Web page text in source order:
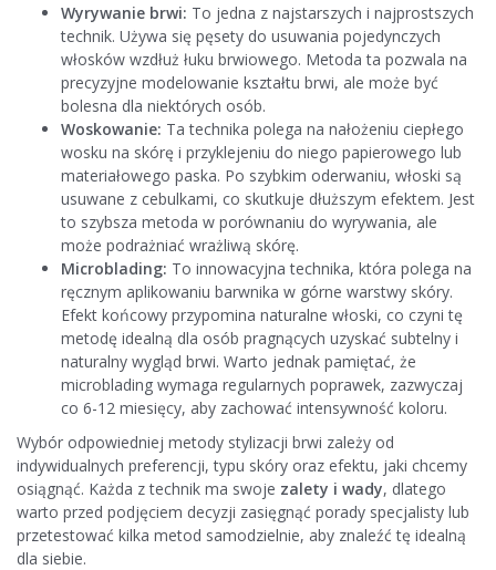
Wyrywanie brwi: To jedna z najstarszych i najprostszych
technik. Używa się pęsety do usuwania pojedynczych
włosków wzdłuż łuku brwiowego. Metoda ta pozwala na
precyzyjne modelowanie kształtu brwi, ale może być
bolesna dla niektórych osób.
Woskowanie: Ta technika polega na nałożeniu ciepłego
wosku na skórę i przyklejeniu do niego papierowego lub
materiałowego paska. Po szybkim oderwaniu, włoski są
usuwane z cebulkami, co skutkuje dłuższym efektem. Jest
to szybsza metoda w porównaniu do wyrywania, ale
może podrażniać wrażliwą skórę.
Microblading: To innowacyjna technika, która polega na
ręcznym aplikowaniu barwnika w górne warstwy skóry.
Efekt końcowy przypomina naturalne włoski, co czyni tę
metodę idealną dla osób pragnących uzyskać subtelny i
naturalny wygląd brwi. Warto jednak pamiętać, że
microblading wymaga regularnych poprawek, zazwyczaj
co 6-12 miesięcy, aby zachować intensywność koloru.
Wybór odpowiedniej metody stylizacji brwi zależy od
indywidualnych preferencji, typu skóry oraz efektu, jaki chcemy
osiągnąć. Każda z technik ma swoje zalety i wady, dlatego
warto przed podjęciem decyzji zasięgnąć porady specjalisty lub
przetestować kilka metod samodzielnie, aby znaleźć tę idealną
dla siebie.